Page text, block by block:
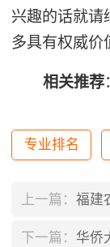
兴趣的话就请
多具有权威价
相关推荐
专业排名
上一篇：福建
下一篇： 华侨